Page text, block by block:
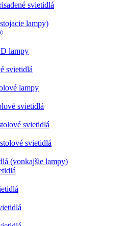
svietidlá
lampy)
lampy
svietidlá
lampy
svietidlá
svietidlá
svietidlá
(vonkajšie lampy)